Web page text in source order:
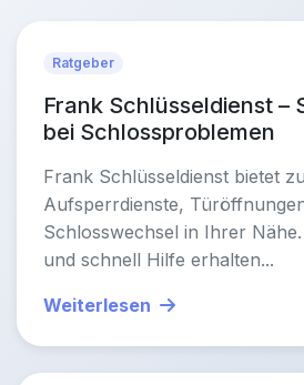
Ratgeber
Frank Schlüsseldienst –
bei Schlossproblemen
Frank Schlüsseldienst bietet
Aufsperrdienste,
Schlosswechsel in Ihrer
und schnell Hilfe erhalten...
Weiterlesen